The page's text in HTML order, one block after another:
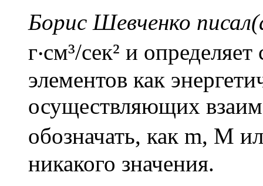
Борис Шевченко
г‧см³/сек² и
элементов как
осуществляющих
обозначать, как m, M
никакого значения.